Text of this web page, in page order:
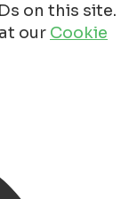
on this site.
our Cookie